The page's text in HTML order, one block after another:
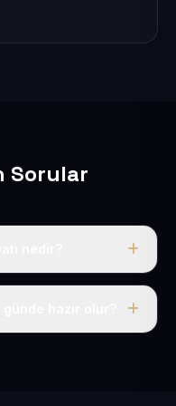
Sorular
+ KDV. Bu bedele alan